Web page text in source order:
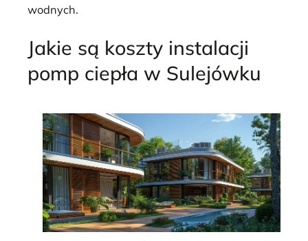
wodnych.
Jakie są koszty instalacji
pomp ciepła w Sulejówku